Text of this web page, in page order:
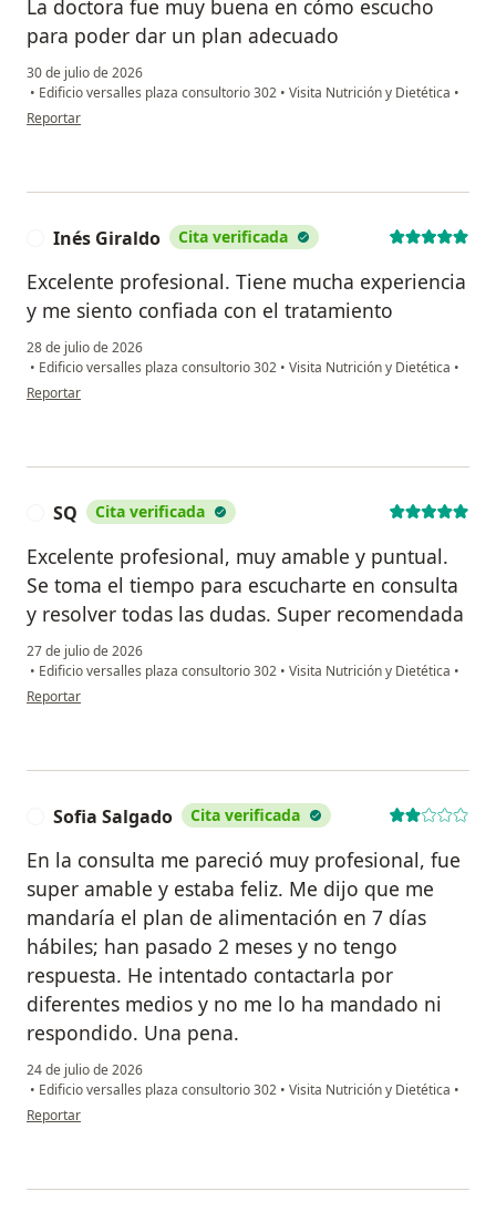
La doctora fue muy buena en cómo escucho
para poder dar un plan adecuado
30 de julio de 2026
• Edificio versalles plaza consultorio 302 • Visita Nutrición y Dietética •
en opinión del usuario VC
Reportar
Inés Giraldo Cita verificada
Excelente profesional. Tiene mucha experiencia
y me siento confiada con el tratamiento
28 de julio de 2026
• Edificio versalles plaza consultorio 302 • Visita Nutrición y Dietética •
en opinión del usuario Inés Giraldo
Reportar
SQ Cita verificada
Excelente profesional, muy amable y puntual.
Se toma el tiempo para escucharte en consulta
y resolver todas las dudas. Super recomendada
27 de julio de 2026
• Edificio versalles plaza consultorio 302 • Visita Nutrición y Dietética •
en opinión del usuario SQ
Reportar
Sofia Salgado Cita verificada
En la consulta me pareció muy profesional, fue
super amable y estaba feliz. Me dijo que me
mandaría el plan de alimentación en 7 días
hábiles; han pasado 2 meses y no tengo
respuesta. He intentado contactarla por
diferentes medios y no me lo ha mandado ni
respondido. Una pena.
24 de julio de 2026
• Edificio versalles plaza consultorio 302 • Visita Nutrición y Dietética •
en opinión del usuario Sofia Salgado
Reportar